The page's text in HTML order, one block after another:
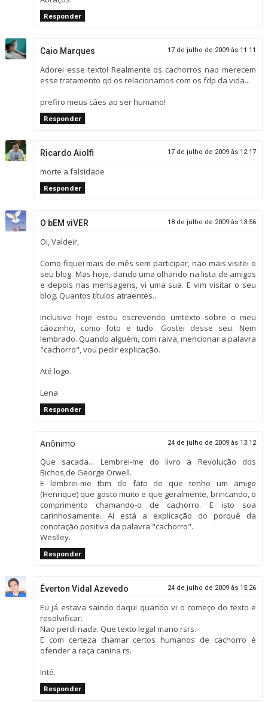
Responder
Caio Marques 17 de julho de 2009 às 11:11
Adorei esse texto! Realmente os cachorros nao merecem
esse tratamento qd os relacionamos com os fdp da vida...
prefiro meus cães ao ser humano!
Responder
Ricardo Aiolfi 17 de julho de 2009 às 12:17
morte a falsidade
Responder
O bEM viVER 18 de julho de 2009 às 13:56
Oi, Valdeir,
Como fiquei mais de mês sem participar, não mais visitei o
seu blog. Mas hoje, dando uma olhando na lista de amigos
e depois nas mensagens, vi uma sua. E vim visitar o seu
blog. Quantos títulos atraentes...
Inclusive hoje estou escrevendo umtexto sobre o meu
cãozinho, como foto e tudo. Gostei desse seu. Nem
lembrado. Quando alguém, com raiva, mencionar a palavra
"cachorro", vou pedir explicação.
Até logo.
Lena
Responder
Anônimo 24 de julho de 2009 às 13:12
Que sacada... Lembrei-me do livro a Revolução dos
Bichos,de George Orwell.
E lembrei-me tbm do fato de que tenho um amigo
(Henrique) que gosto muito e que geralmente, brincando, o
comprimento chamando-o de cachorro. E isto soa
carinhosamente. Aí está a explicação do porquê da
conotação positiva da palavra "cachorro".
Weslley.
Responder
Éverton Vidal Azevedo 24 de julho de 2009 às 15:26
Eu já estava saindo daqui quando vi o começo do texto e
resolvificar.
Nao perdi nada. Que texto legal mano rsrs.
E com certeza chamar certos humanos de cachorro é
ofender a raça canina rs.
Inté.
Responder